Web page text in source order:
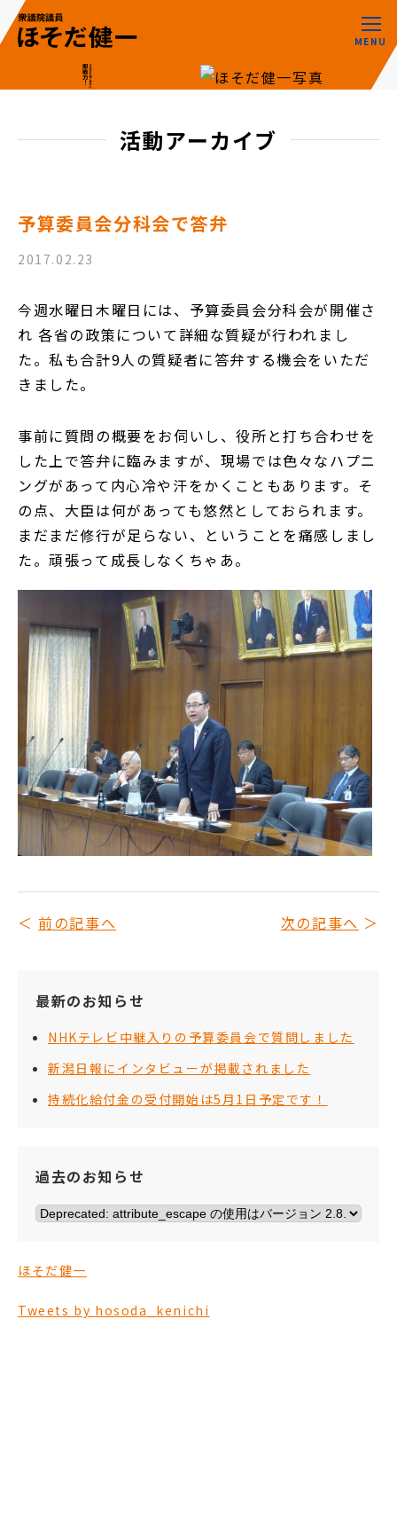
MENU
活動アーカイブ
予算委員会分科会で答弁
2017.02.23
今週水曜日木曜日には、予算委員会分科会が開催さ
れ 各省の政策について詳細な質疑が行われまし
た。私も合計9人の質疑者に答弁する機会をいただ
きました。
事前に質問の概要をお伺いし、役所と打ち合わせを
した上で答弁に臨みますが、現場では色々なハプニ
ングがあって内心冷や汗をかくこともあります。そ
の点、大臣は何があっても悠然としておられます。
まだまだ修行が足らない、ということを痛感しまし
た。頑張って成長しなくちゃあ。
前の記事へ 次の記事へ
最新のお知らせ
NHKテレビ中継入りの予算委員会で質問しました
新潟日報にインタビューが掲載されました
持続化給付金の受付開始は5月1日予定です！
過去のお知らせ
ほそだ健一
Tweets by hosoda_kenichi